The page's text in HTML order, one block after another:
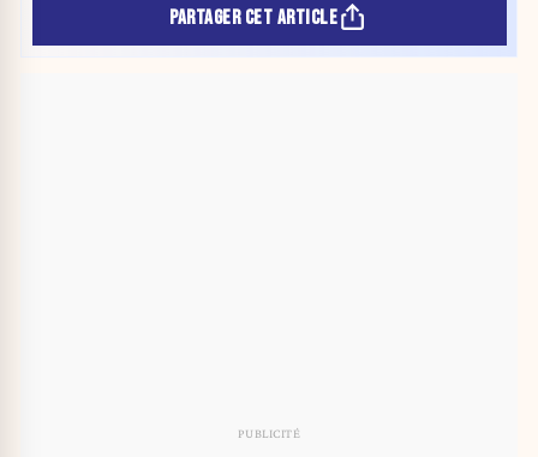
PARTAGER CET ARTICLE